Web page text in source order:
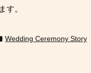
す。
Wedding Ceremony Story